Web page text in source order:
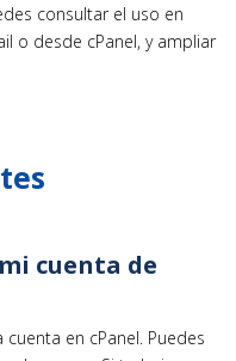
consultar el uso en
o desde cPanel, y ampliar
cuenta de
en cPanel. Puedes